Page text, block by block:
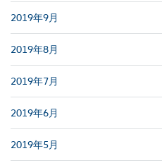
2019年9月
2019年8月
2019年7月
2019年6月
2019年5月